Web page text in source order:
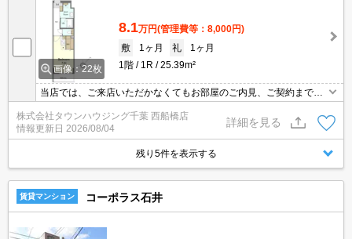
画像：22枚
8.1万円(管理費等：8,000円)
敷
1ヶ月 礼
1ヶ月
1階
1R 25.39m²
当店では、ご来店いただかなくてもお部屋のご内見、ご契約まで全
てオンラインでのご対応が可能です。タウンハウジングまで、お問
い合わせくださいませ。
株式会社タウンハウジング千葉 西船橋店
情報更新日 2026/08/04
詳細を見る
残り5件を表示する
賃貸マンション コーポラス石井